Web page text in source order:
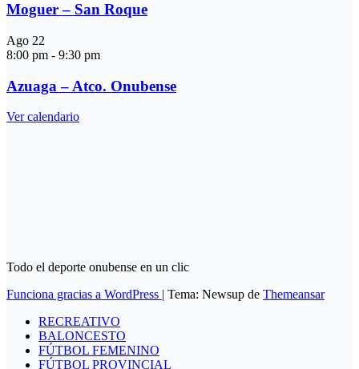
Moguer – San Roque
Ago 22
8:00 pm - 9:30 pm
Azuaga – Atco. Onubense
Ver calendario
Todo el deporte onubense en un clic
Funciona gracias a WordPress | Tema: Newsup de Themeansar
RECREATIVO
BALONCESTO
FÚTBOL FEMENINO
FÚTBOL PROVINCIAL